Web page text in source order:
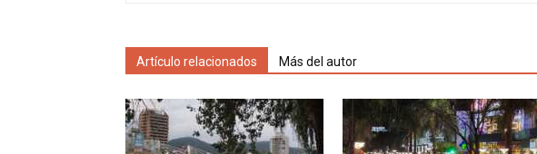
Artículo relacionados Más del autor